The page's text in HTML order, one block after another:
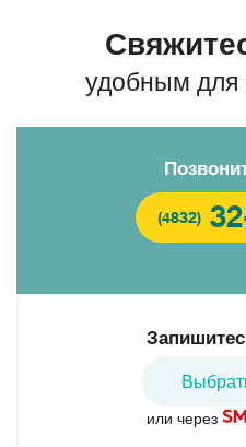
удобным для
(4832)
или через